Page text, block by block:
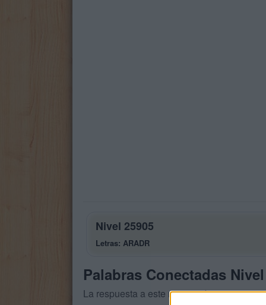
Nivel 25905
Letras: ARADR
Palabras Conectadas
La respuesta a este rompecabezas es: